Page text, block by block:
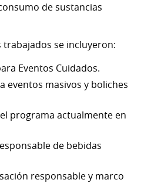
de sustancias
se incluyeron:
Eventos Cuidados.
eventos masivos y boliches
programa actualmente en
de bebidas
responsable y marco